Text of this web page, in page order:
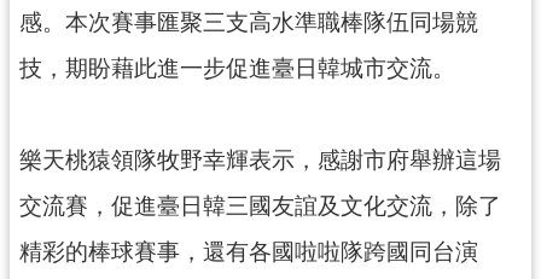
問
市
政
府
入
口
感。本次賽事匯聚三支高水準職棒隊伍同場競
技，期盼藉此進一步促進臺日韓城市交流。
樂天桃猿領隊牧野幸輝表示，感謝市府舉辦這場
交流賽，促進臺日韓三國友誼及文化交流，除了
精彩的棒球賽事，還有各國啦啦隊跨國同台演